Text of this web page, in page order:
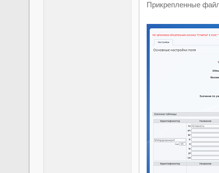
Прикрепленные